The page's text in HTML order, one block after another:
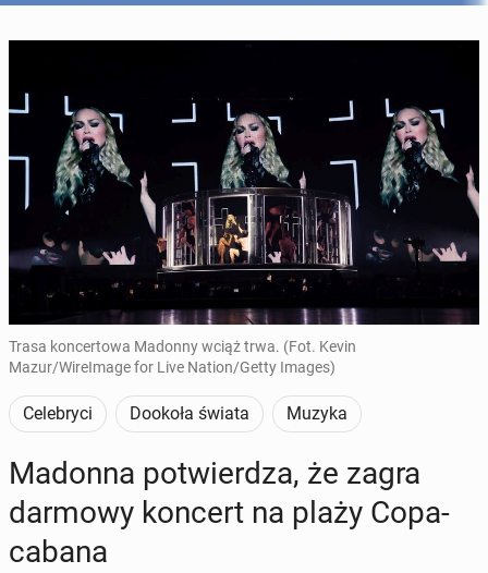
Trasa koncertowa Madonny wciąż trwa. (Fot. Kevin
Mazur/WireImage for Live Nation/Getty Images)
Celebryci Dookoła świata Muzyka
Madonna po­twier­dza, że zagra
darmowy koncert na plaży Co­pa­
ca­ba­na